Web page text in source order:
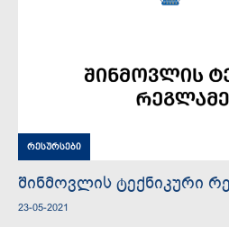
რესურსები
შინმოვლის ტექნიკური
23-05-2021